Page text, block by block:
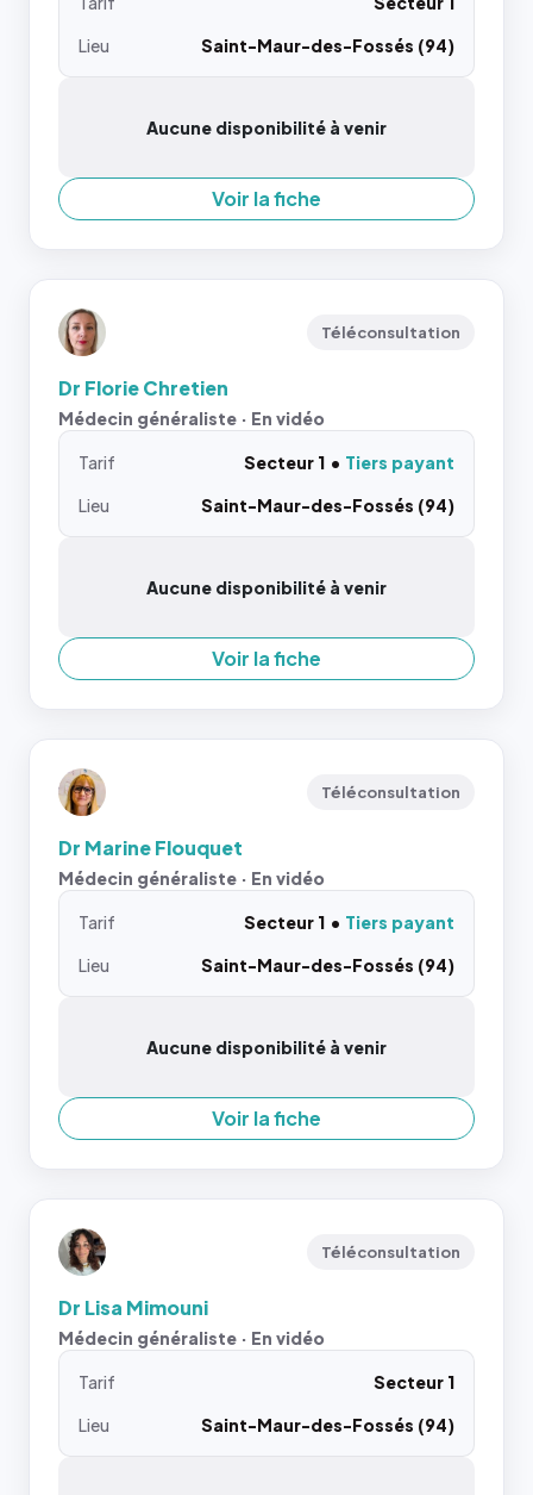
Lieu
Saint-Maur-des-Fossés (94)
Aucune disponibilité à venir
Voir la fiche
Téléconsultation
Dr Florie Chretien
Médecin généraliste · En vidéo
Tarif Secteur 1
Tiers payant
Lieu
Saint-Maur-des-Fossés (94)
Aucune disponibilité à venir
Voir la fiche
Téléconsultation
Dr Marine Flouquet
Médecin généraliste · En vidéo
Tarif Secteur 1
Tiers payant
Lieu
Saint-Maur-des-Fossés (94)
Aucune disponibilité à venir
Voir la fiche
Téléconsultation
Dr Lisa Mimouni
Médecin généraliste · En vidéo
Tarif
Secteur 1
Lieu
Saint-Maur-des-Fossés (94)